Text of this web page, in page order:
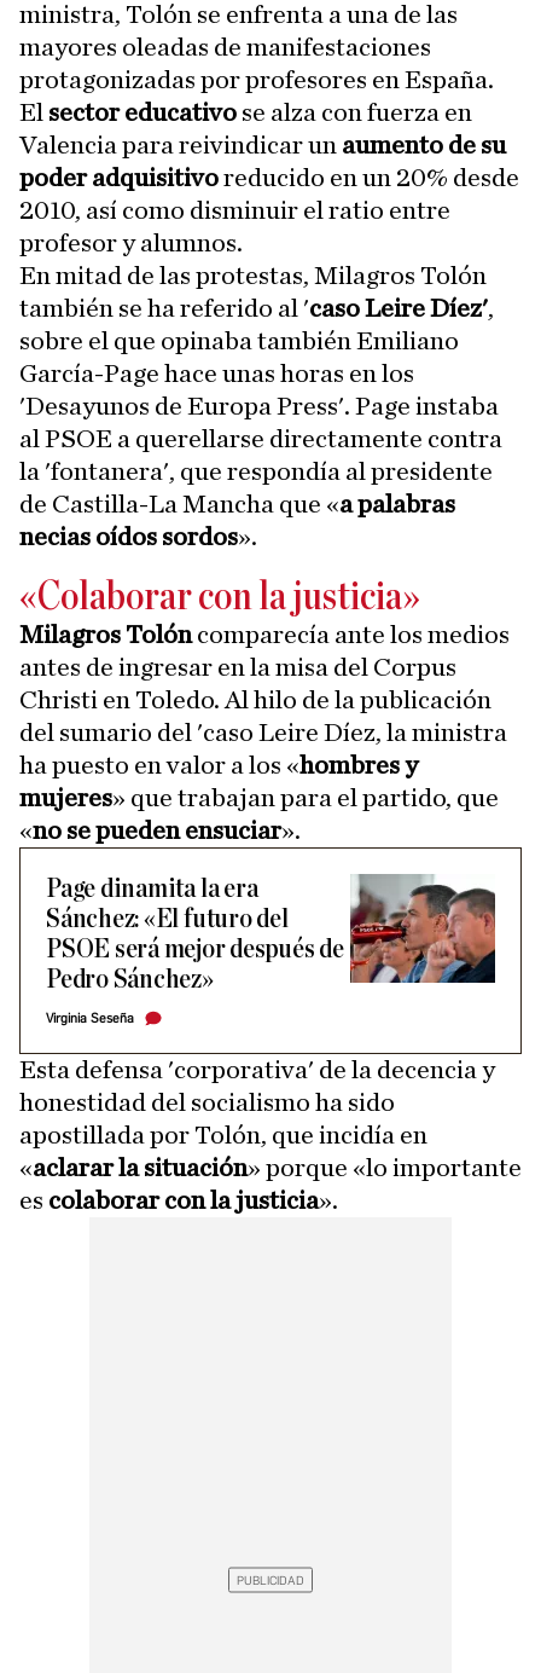
ministra, Tolón se enfrenta a una de las
mayores oleadas de manifestaciones
protagonizadas por profesores en España.
El sector educativo se alza con fuerza en
Valencia para reivindicar un aumento de su
poder adquisitivoreducido en un 20% desde
2010, así como disminuir el ratio entre
profesor y alumnos.
En mitad de las protestas, Milagros Tolón
también se ha referido al 'caso Leire Díez',
sobre el que opinaba también Emiliano
García-Page hace unas horas en los
'Desayunos de Europa Press'. Page instaba
al PSOE a querellarse directamente contra
la 'fontanera', que respondía al presidente
de Castilla-La Mancha que «a palabras
necias oídos sordos».
«Colaborar con la justicia»
Milagros Tolóncomparecía ante los medios
antes de ingresar en la misa del Corpus
Christi en Toledo. Al hilo de la publicación
del sumario del 'caso Leire Díez, la ministra
ha puesto en valor a los «hombres y
mujeres» que trabajan para el partido, que
«no se pueden ensuciar».
Page dinamita la era
Sánchez: «El futuro del
PSOE será mejor después de
Pedro Sánchez»
Virginia Seseña
Esta defensa 'corporativa' de la decencia y
honestidad del socialismo ha sido
apostillada por Tolón, que incidía en
«aclarar la situación» porque «lo importante
es colaborar con la justicia».